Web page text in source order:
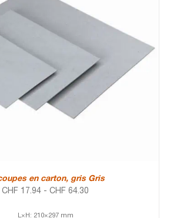
en carton, gris Gris
CHF 17.94 - CHF 64.30
L×H: 210×297 mm